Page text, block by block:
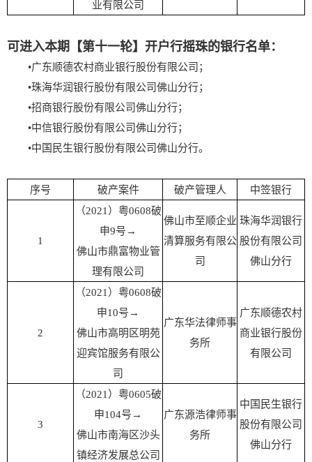
业有限公司
可进入本期【第十一轮】开户行摇珠的银行名单：
•广东顺德农村商业银行股份有限公司；
•珠海华润银行股份有限公司佛山分行；
•招商银行股份有限公司佛山分行；
•中信银行股份有限公司佛山分行；
•中国民生银行股份有限公司佛山分行。
序号 破产案件 破产管理人 中签银行
1
（2021）粤0608破
申9号→
佛山市鼎富物业管
理有限公司
佛山市至顺企业
清算服务有限公
司
珠海华润银行
股份有限公司
佛山分行
2
（2021）粤0608破
申10号→
佛山市高明区明苑
迎宾馆服务有限公
司
广东华法律师事
务所
广东顺德农村
商业银行股份
有限公司
3
（2021）粤0605破
申104号→
佛山市南海区沙头
镇经济发展总公司
广东源浩律师事
务所
中国民生银行
股份有限公司
佛山分行